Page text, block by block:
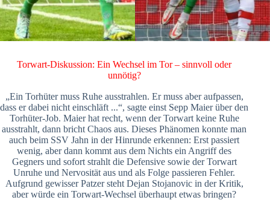
Torwart-Diskussion: Ein Wechsel im Tor – sinnvoll oder
unnötig?
„Ein Torhüter muss Ruhe ausstrahlen. Er muss aber aufpassen,
dass er dabei nicht einschläft ...“, sagte einst Sepp Maier über den
Torhüter-Job. Maier hat recht, wenn der Torwart keine Ruhe
ausstrahlt, dann bricht Chaos aus. Dieses Phänomen konnte man
auch beim SSV Jahn in der Hinrunde erkennen: Erst passiert
wenig, aber dann kommt aus dem Nichts ein Angriff des
Gegners und sofort strahlt die Defensive sowie der Torwart
Unruhe und Nervosität aus und als Folge passieren Fehler.
Aufgrund gewisser Patzer steht Dejan Stojanovic in der Kritik,
aber würde ein Torwart-Wechsel überhaupt etwas bringen?